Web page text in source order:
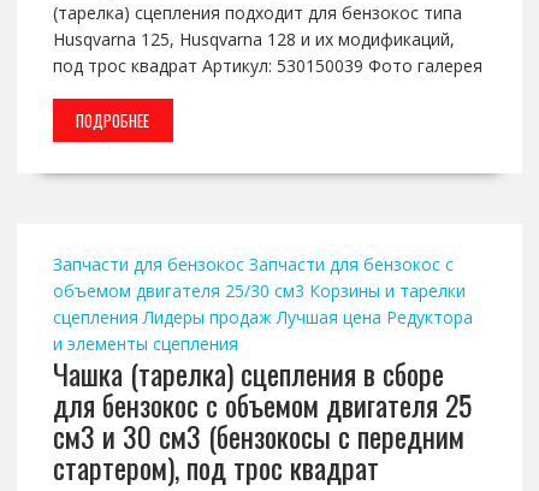
(тарелка) сцепления подходит для бензокос типа
Husqvarna 125, Husqvarna 128 и их модификаций,
под трос квадрат Артикул: 530150039 Фото галерея
ПОДРОБНЕЕ
Запчасти для бензокос Запчасти для бензокос с
объемом двигателя 25/30 см3 Корзины и тарелки
сцепления Лидеры продаж Лучшая цена Редуктора
и элементы сцепления
Чашка (тарелка) сцепления в сборе
для бензокос с объемом двигателя 25
см3 и 30 см3 (бензокосы с передним
стартером), под трос квадрат